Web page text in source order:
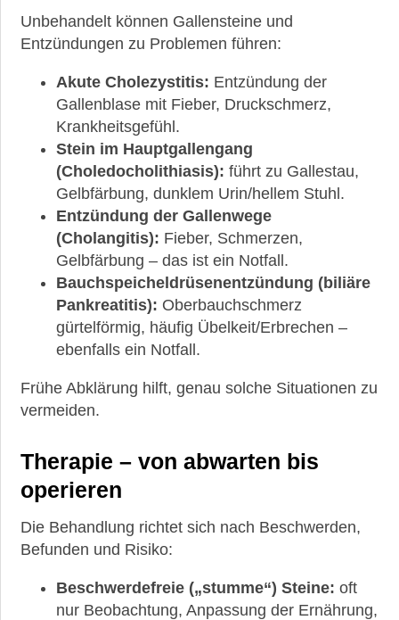
Unbehandelt können Gallensteine und
Entzündungen zu Problemen führen:
Akute Cholezystitis: Entzündung der
Gallenblase mit Fieber, Druckschmerz,
Krankheitsgefühl.
Stein im Hauptgallengang
(Choledocholithiasis): führt zu Gallestau,
Gelbfärbung, dunklem Urin/hellem Stuhl.
Entzündung der Gallenwege
(Cholangitis): Fieber, Schmerzen,
Gelbfärbung – das ist ein Notfall.
Bauchspeicheldrüsenentzündung (biliäre
Pankreatitis): Oberbauchschmerz
gürtelförmig, häufig Übelkeit/Erbrechen –
ebenfalls ein Notfall.
Frühe Abklärung hilft, genau solche Situationen zu
vermeiden.
Therapie – von abwarten bis
operieren
Die Behandlung richtet sich nach Beschwerden,
Befunden und Risiko:
Beschwerdefreie („stumme“) Steine: oft
nur Beobachtung, Anpassung der Ernährung,